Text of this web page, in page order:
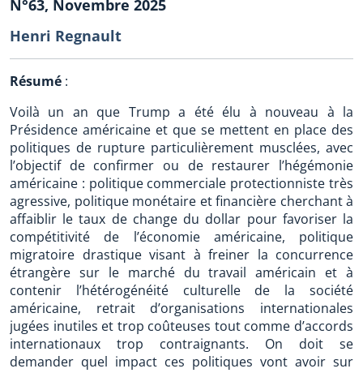
N°63, Novembre 2025
Henri Regnault
Résumé :
Voilà un an que Trump a été élu à nouveau à la
Présidence américaine et que se mettent en place des
politiques de rupture particulièrement musclées, avec
l’objectif de confirmer ou de restaurer l’hégémonie
américaine : politique commerciale protectionniste très
agressive, politique monétaire et financière cherchant à
affaiblir le taux de change du dollar pour favoriser la
compétitivité de l’économie américaine, politique
migratoire drastique visant à freiner la concurrence
étrangère sur le marché du travail américain et à
contenir l’hétérogénéité culturelle de la société
américaine, retrait d’organisations internationales
jugées inutiles et trop coûteuses tout comme d’accords
internationaux trop contraignants. On doit se
demander quel impact ces politiques vont avoir sur